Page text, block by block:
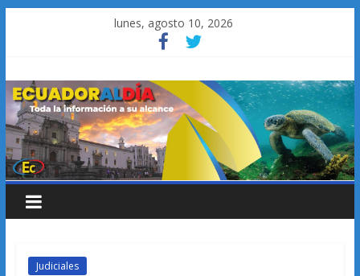
lunes, agosto 10, 2026
Judiciales